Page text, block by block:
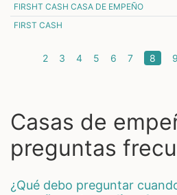
FIRSHT CASH CASA DE EMPEÑO
FIRST CASH
2 3 4 5 6 7 8 9
Casas de
preguntas
¿qué debo preguntar